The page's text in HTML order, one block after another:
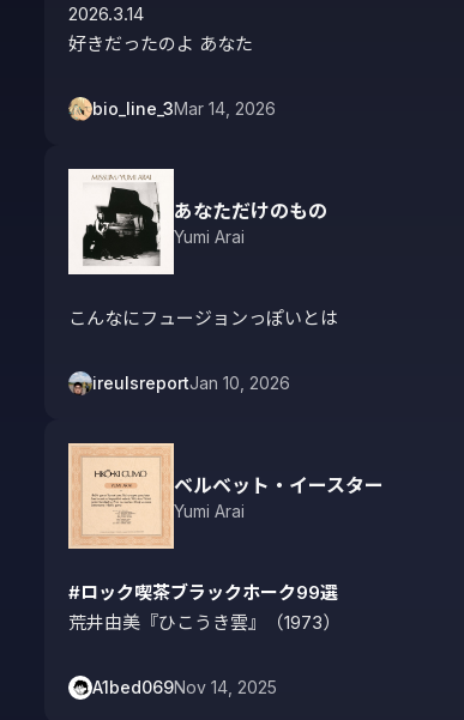
2026.3.14
好きだったのよ あなた
bio_line_3Mar 14, 2026
あなただけのもの
Yumi Arai
こんなにフュージョンっぽいとは
ireulsreportJan 10, 2026
ベルベット・イースター
Yumi Arai
#ロック喫茶ブラックホーク99選
荒井由美『ひこうき雲』（1973）
A1bed069Nov 14, 2025